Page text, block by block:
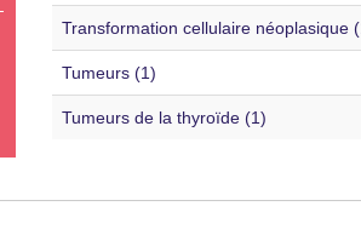
Transformation cellulaire néoplasique
Tumeurs (1)
Tumeurs de la thyroïde (1)